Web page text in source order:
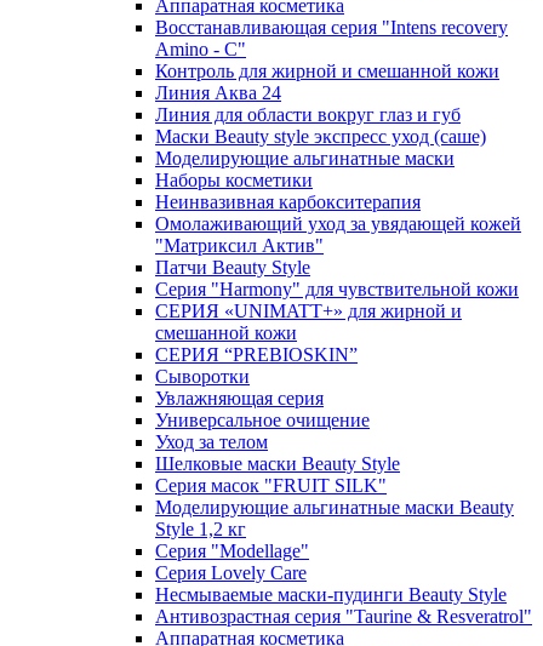
Аппаратная косметика
Восстанавливающая серия "Intens recovery
Amino - C"
Контроль для жирной и смешанной кожи
Линия Аква 24
Линия для области вокруг глаз и губ
Маски Beauty style экспресс уход (саше)
Моделирующие альгинатные маски
Наборы косметики
Неинвазивная карбокситерапия
Омолаживающий уход за увядающей кожей
"Матриксил Актив"
Патчи Beauty Style
Серия "Harmony" для чувствительной кожи
СЕРИЯ «UNIMATT+» для жирной и
смешанной кожи
СЕРИЯ “PREBIOSKIN”
Сыворотки
Увлажняющая серия
Универсальное очищение
Уход за телом
Шелковые маски Beauty Style
Серия масок "FRUIT SILK"
Моделирующие альгинатные маски Beauty
Style 1,2 кг
Серия "Modellage"
Cерия Lovely Care
Несмываемые маски-пудинги Beauty Style
Антивозрастная серия "Taurine & Resveratrol"
Аппаратная косметика